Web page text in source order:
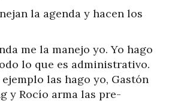
la agenda y hacen los
me la manejo yo. Yo hago
lo que es administrativo.
las hago yo, Gastón
y Rocío arma las pre-